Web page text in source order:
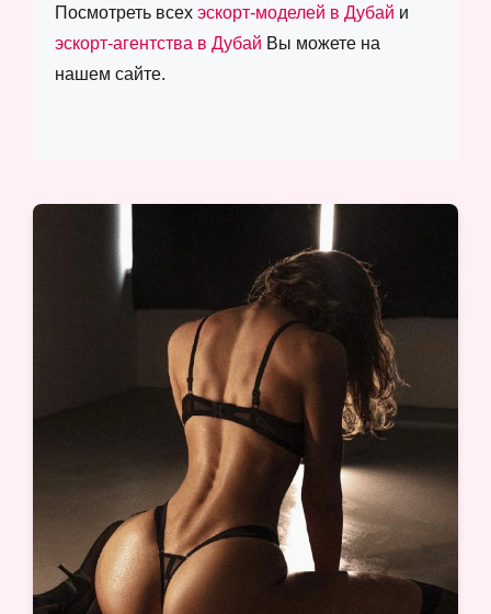
Посмотреть всех эскорт-моделей в Дубай и
эскорт-агентства в Дубай Вы можете на
нашем сайте.